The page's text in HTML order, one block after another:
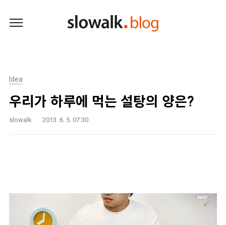
Idea
우리가 하루에 먹는 설탕의 양은?
slowalk 2013. 6. 5. 07:30